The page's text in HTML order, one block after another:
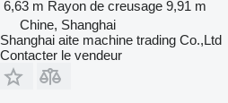
6,63 m Rayon de creusage 9,91 m
Chine, Shanghai
Shanghai aite machine trading Co.,Ltd
Contacter le vendeur